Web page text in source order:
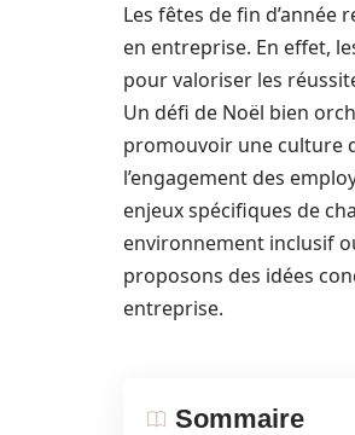
Les fêtes de fin
en entreprise. En effet,
pour valoriser les
Un défi de Noël bien
promouvoir une culture
l’engagement des
enjeux spécifiques de
environnement inclusif
proposons des idées
entreprise.
Sommaire